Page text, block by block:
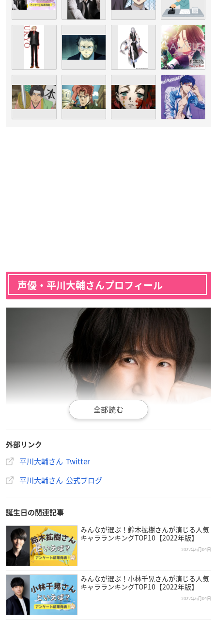
声優・平川大輔さんプロフィール
平川大輔さんは新潟県出身で、現在フリーで活動しており、今
年で49歳を迎えます。
外部リンク
平川大輔さん Twitter
平川大輔さん 公式ブログ
誕生日の関連記事
みんなが選ぶ！鈴木拡樹さんが演じる人気
キャラランキングTOP10【2022年版】
2022年6月04日
みんなが選ぶ！小林千晃さんが演じる人気
キャラランキングTOP10【2022年版】
2022年6月04日